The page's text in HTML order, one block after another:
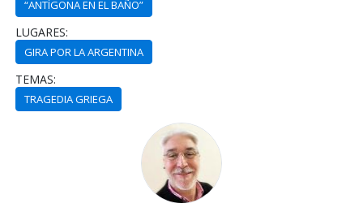
“ANTÍGONA EN EL BAÑO”
LUGARES:
GIRA POR LA ARGENTINA
TEMAS:
TRAGEDIA GRIEGA